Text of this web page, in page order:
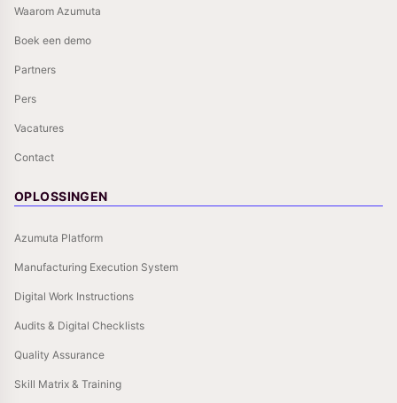
Waarom Azumuta
Boek een demo
Partners
Pers
Vacatures
Contact
OPLOSSINGEN
Azumuta Platform
Manufacturing Execution System
Digital Work Instructions
Audits & Digital Checklists
Quality Assurance
Skill Matrix & Training